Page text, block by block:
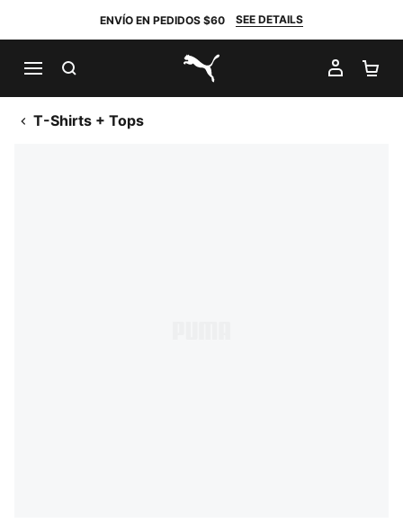
ENVÍO EN PEDIDOS $60 SEE DETAILS
PUMA.com
MI
T-Shirts + Tops